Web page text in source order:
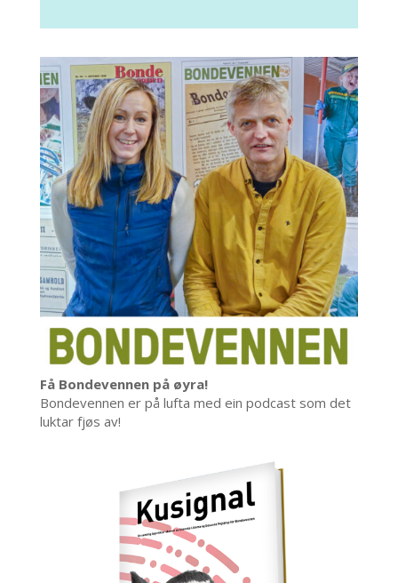
Få Bondevennen på øyra!
Bondevennen er på lufta med ein podcast som det
luktar fjøs av!